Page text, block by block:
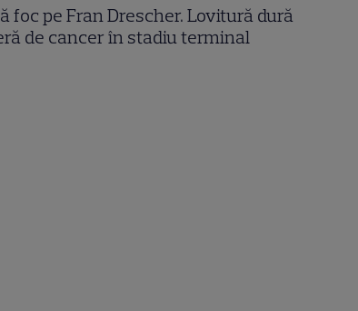
foc pe Fran Drescher. Lovitură dură
de cancer în stadiu terminal